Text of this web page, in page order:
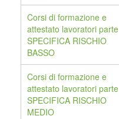
Corsi di formazione e
attestato lavoratori parte
SPECIFICA RISCHIO
BASSO
Corsi di formazione e
attestato lavoratori parte
SPECIFICA RISCHIO
MEDIO